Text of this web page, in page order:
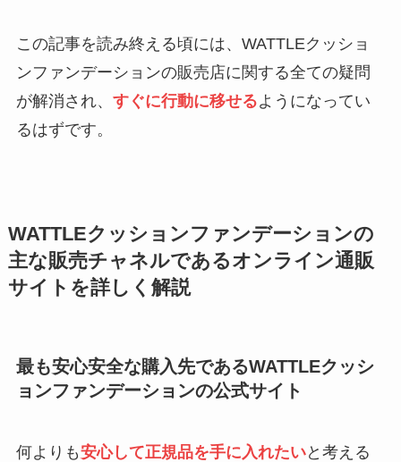
この記事を読み終える頃には、WATTLEクッショ
ンファンデーションの販売店に関する全ての疑問
が解消され、 すぐに行動に移せるようになってい
るはずです。
WATTLEクッションファンデーションの
主な販売チャネルであるオンライン通販
サイトを詳しく解説
最も安心安全な購入先であるWATTLEクッシ
ョンファンデーションの公式サイト
何よりも安心して正規品を手に入れたいと考える